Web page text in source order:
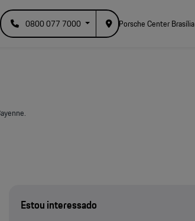
0800 077 7000 Porsche Center Brasília
Estou interessado